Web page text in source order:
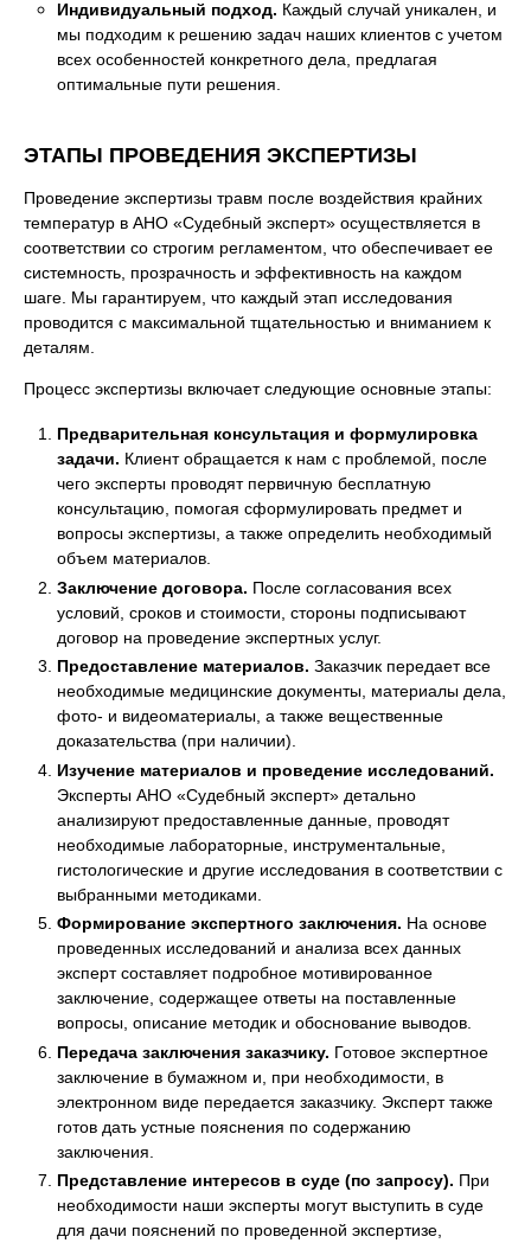
Индивидуальный подход. Каждый случай уникален, и
мы подходим к решению задач наших клиентов с учетом
всех особенностей конкретного дела, предлагая
оптимальные пути решения.
ЭТАПЫ ПРОВЕДЕНИЯ ЭКСПЕРТИЗЫ
Проведение экспертизы травм после воздействия крайних
температур в АНО «Судебный эксперт» осуществляется в
соответствии со строгим регламентом, что обеспечивает ее
системность, прозрачность и эффективность на каждом
шаге. Мы гарантируем, что каждый этап исследования
проводится с максимальной тщательностью и вниманием к
деталям.
Процесс экспертизы включает следующие основные этапы:
Предварительная консультация и формулировка
задачи. Клиент обращается к нам с проблемой, после
чего эксперты проводят первичную бесплатную
консультацию, помогая сформулировать предмет и
вопросы экспертизы, а также определить необходимый
объем материалов.
Заключение договора. После согласования всех
условий, сроков и стоимости, стороны подписывают
договор на проведение экспертных услуг.
Предоставление материалов. Заказчик передает все
необходимые медицинские документы, материалы дела,
фото- и видеоматериалы, а также вещественные
доказательства (при наличии).
Изучение материалов и проведение исследований.
Эксперты АНО «Судебный эксперт» детально
анализируют предоставленные данные, проводят
необходимые лабораторные, инструментальные,
гистологические и другие исследования в соответствии с
выбранными методиками.
Формирование экспертного заключения. На основе
проведенных исследований и анализа всех данных
эксперт составляет подробное мотивированное
заключение, содержащее ответы на поставленные
вопросы, описание методик и обоснование выводов.
Передача заключения заказчику. Готовое экспертное
заключение в бумажном и, при необходимости, в
электронном виде передается заказчику. Эксперт также
готов дать устные пояснения по содержанию
заключения.
Представление интересов в суде (по запросу). При
необходимости наши эксперты могут выступить в суде
для дачи пояснений по проведенной экспертизе,